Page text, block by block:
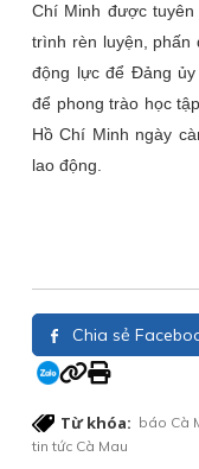
Chí Minh được
trình rèn luyện, phấn
động lực để Đảng
để phong trào học
Hồ Chí Minh ngày
lao động.
Chia sẻ
Từ khóa: báo Cà
tin tức Cà Mau